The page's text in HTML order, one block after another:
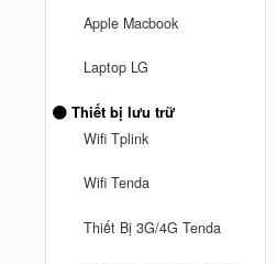
Apple Macbook
Laptop LG
Thiết bị lưu trữ
Wifi Tplink
Wifi Tenda
Thiết Bị 3G/4G Tenda